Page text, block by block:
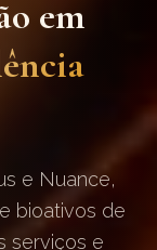
em
e Nuance,
bioativos de
serviços e